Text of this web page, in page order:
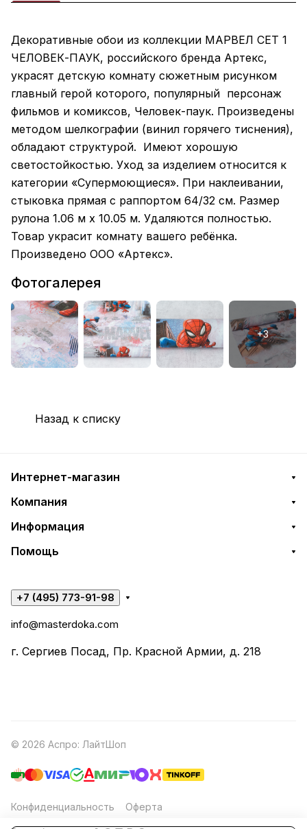
Декоративные обои из коллекции МАРВЕЛ СЕТ 1
ЧЕЛОВЕК-ПАУК, российского бренда Артекс,
украсят детскую комнату сюжетным рисунком
главный герой которого, популярный персонаж
фильмов и комиксов, Человек-паук. Произведены
методом шелкографии (винил горячего тиснения),
обладают структурой. Имеют хорошую
светостойкостью. Уход за изделием относится к
категории «Супермоющиеся». При наклеивании,
стыковка прямая с раппортом 64/32 см. Размер
рулона 1.06 м х 10.05 м. Удаляются полностью.
Товар украсит комнату вашего ребёнка.
Произведено ООО «Артекс».
Фотогалерея
Назад к списку
Интернет-магазин
Компания
Информация
Помощь
+7 (495) 773-91-98
info@masterdoka.com
г. Сергиев Посад, Пр. Красной Армии, д. 218
© 2026 Аспро: ЛайтШоп
Конфиденциальность Оферта